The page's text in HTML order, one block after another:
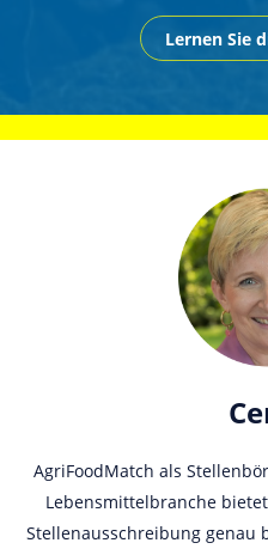
Lernen Sie
AgriFoodMatch als
Lebensmittelbranche
Stellenausschreibung genau